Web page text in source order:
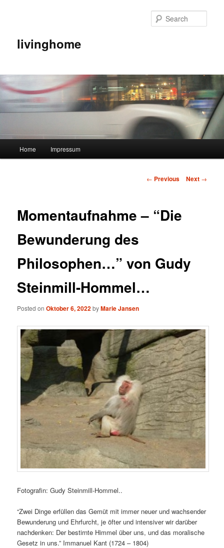
livinghome
Skip to primary content
Home Impressum
Post navigation
← Previous Next →
Momentaufnahme – “Die
Bewunderung des
Philosophen…” von Gudy
Steinmill-Hommel…
Posted onOktober 6, 2022byMarie Jansen
Fotografin: Gudy Steinmill-Hommel..
“Zwei Dinge erfüllen das Gemüt mit immer neuer und wachsender
Bewunderung und Ehrfurcht, je öfter und intensiver wir darüber
nachdenken: Der bestirnte Himmel über uns, und das moralische
Gesetz in uns.” Immanuel Kant (1724 – 1804)